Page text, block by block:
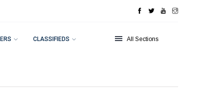
CLASSIFIEDS All Sections